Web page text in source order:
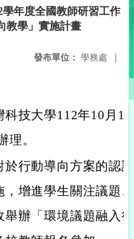
年度全國教師研習工作
教學」實施計畫
發布單位： 學務處 |
科技大學112年10月
理。
於行動導向方案的認
，增進學生關注議題
舉辦「環境議題融入